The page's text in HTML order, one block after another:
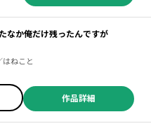
なか俺だけ残ったんですが
テラス ／上田キク ／はねこと
作品詳細